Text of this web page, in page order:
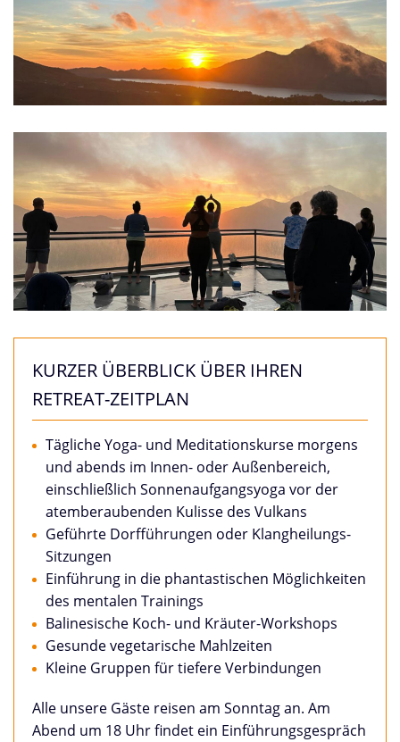
KURZER ÜBERBLICK ÜBER IHREN
RETREAT-ZEITPLAN
Tägliche Yoga- und Meditationskurse morgens
und abends im Innen- oder Außenbereich,
einschließlich Sonnenaufgangsyoga vor der
atemberaubenden Kulisse des Vulkans
Geführte Dorfführungen oder Klangheilungs-
Sitzungen
Einführung in die phantastischen Möglichkeiten
des mentalen Trainings
Balinesische Koch- und Kräuter-Workshops
Gesunde vegetarische Mahlzeiten
Kleine Gruppen für tiefere Verbindungen
Alle unsere Gäste reisen am Sonntag an. Am
Abend um 18 Uhr findet ein Einführungsgespräch